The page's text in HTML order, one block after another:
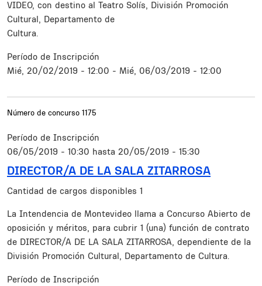
VIDEO, con destino al Teatro Solís, División Promoción
Cultural, Departamento de
Cultura.
Período de Inscripción
Mié, 20/02/2019 - 12:00 - Mié, 06/03/2019 - 12:00
Número de concurso 1175
Período de Inscripción
06/05/2019 - 10:30 hasta 20/05/2019 - 15:30
DIRECTOR/A DE LA SALA ZITARROSA
Cantidad de cargos disponibles 1
Resumen
La Intendencia de Montevideo llama a Concurso Abierto de
oposición y méritos, para cubrir 1 (una) función de contrato
de DIRECTOR/A DE LA SALA ZITARROSA, dependiente de la
División Promoción Cultural, Departamento de Cultura.
Período de Inscripción